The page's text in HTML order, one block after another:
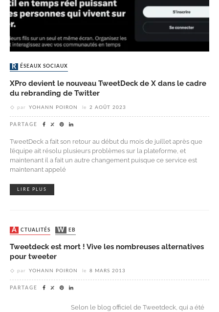
RÉSEAUX SOCIAUX
XPro devient le nouveau TweetDeck de X dans le cadre
du rebranding de Twitter
par YOHANN POIRON le 2 AOÛT 2023
PARTAGE
TweetDeck a fait son retour au début du mois de juillet après que
l’équipe ait résolu plusieurs problèmes sur la plateforme, et
maintenant il a fait un autre changement puisque ce service est
maintenant appelé
LIRE PLUS
ACTUALITÉS WEB
Tweetdeck est mort ! Vive les nombreuses alternatives
pour tweeter
par YOHANN POIRON le 8 MARS 2013
PARTAGE
Selon le blog officiel de Tweetdeck, qui a été